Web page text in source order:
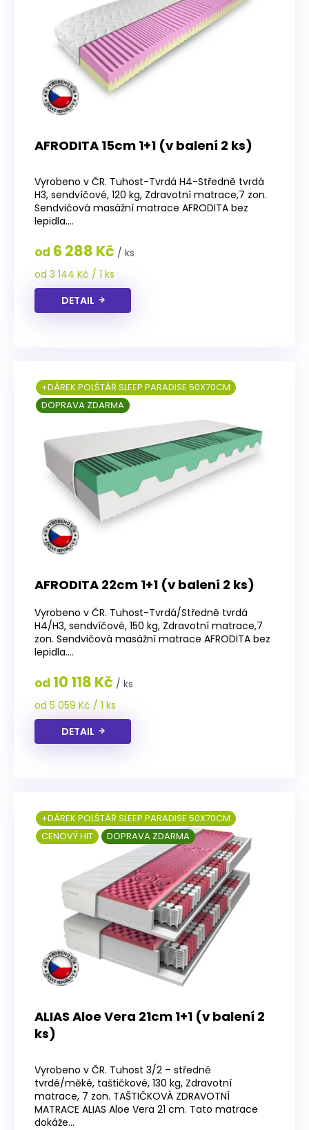
AFRODITA 15cm 1+1 (v balení 2 ks)
hodnocení
produktu
je
4,5
z
hvězdiček.
Vyrobeno v ČR. Tuhost-Tvrdá H4-Středně tvrdá
H3, sendvíčové, 120 kg, Zdravotní matrace,7 zon.
Sendvičová masážní matrace AFRODITA bez
lepidla....
od 6 288 Kč / ks
Měrná
cena:
od 3 144 Kč / 1 ks
DETAIL
AFRODITA 22cm 1+1 (v balení 2 ks)
+DÁREK POLŠTÁŘ SLEEP PARADISE 50X70CM
DOPRAVA ZDARMA
Vyrobeno v ČR. Tuhost-Tvrdá/Středně tvrdá
H4/H3, sendvíčové, 150 kg, Zdravotní matrace,7
zon. Sendvičová masážní matrace AFRODITA bez
lepidla....
od 10 118 Kč / ks
Měrná
cena:
od 5 059 Kč / 1 ks
DETAIL
ALIAS Aloe Vera 21cm 1+1 (v balení 2
ks)
hodnocení
produktu
je
4,0
z
+DÁREK POLŠTÁŘ SLEEP PARADISE 50X70CM
CENOVÝ HIT
DOPRAVA ZDARMA
Vyrobeno v ČR. Tuhost 3/2 – středně
tvrdé/měké, taštičkové, 130 kg, Zdravotní
matrace, 7 zon. TAŠTIČKOVÁ ZDRAVOTNÍ
MATRACE ALIAS Aloe Vera 21 cm. Tato matrace
dokáže...